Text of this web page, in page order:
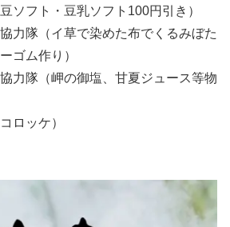
ソフト・豆乳ソフト100円引き）
力隊（イ草で染めた布でくるみぼた
ゴム作り）
力隊（岬の御塩、甘夏ジュース等物
ロッケ）